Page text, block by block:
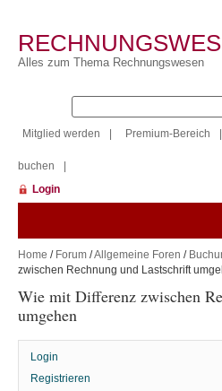
Alles zum Thema Rechnungswesen
Mitglied werden Premium-Bereich
buchen
Login
Home / Forum /Allgemeine Foren /
zwischen Rechnung und Lastschrift
Wie mit Differenz zwischen
umgehen
Login
Registrieren